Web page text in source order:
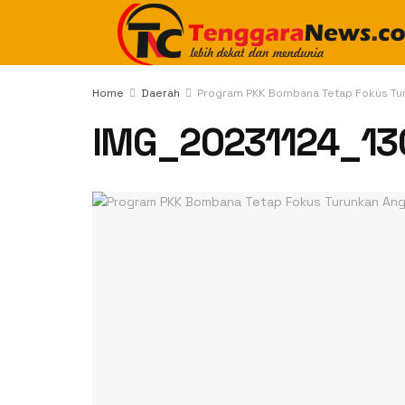
Home Daerah Program PKK Bombana Tetap Fokus